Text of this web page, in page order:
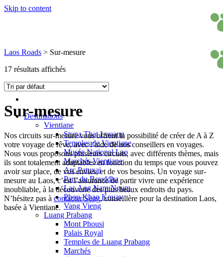
Skip to content
Destinations
Vientiane
Stupa That Louang
Temples de Vientiane
Musée National Lao
Marchés Vientiane
Arc Patuxai
Parc du Bouddha
Lac Ang Nam Ngum
Phou Khao Kouay
Vang Vieng
Luang Prabang
Mont Phousi
Palais Royal
Temples de Luang Prabang
Marchés
Laos Roads > Sur-mesure
17 résultats affichés
Sur-mesure
Nos circuits sur-mesure vous offrent la possibilité de créer de A à Z
votre voyage de rêve, avec l’aide de nos conseillers en voyages.
Nous vous proposons plusieurs circuits, avec différents thèmes, mais
ils sont totalement adaptables en fonction du temps que vous pouvez
avoir sur place, de vos envies, et de vos besoins. Un voyage sur-
mesure au Laos, c’est l’assurance de partir vivre une expérience
inoubliable, à la découverte des plus beaux endroits du pays.
N’hésitez pas à contacter Seng, conseillère pour la destination Laos,
basée à Vientiane.